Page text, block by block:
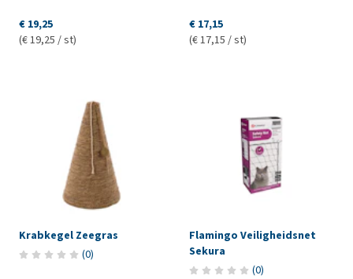
€ 19,25
(€ 19,25 / st)
€ 17,15
(€ 17,15 / st)
Krabkegel Zeegras
(0)
Flamingo Veiligheidsnet
Sekura
(0)